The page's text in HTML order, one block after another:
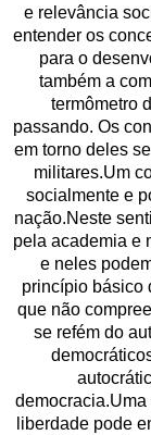
e relevância
entender os
para o
também a
termômetro
passando. Os
em torno deles
militares.Um
socialmente e
nação.Neste
pela academia e
e neles
princípio básico
que não
se refém do
liberdade pode